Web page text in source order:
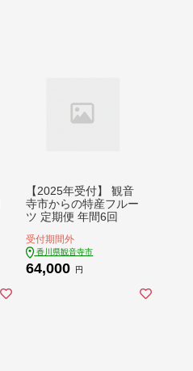
【2025年受付】 観音
寺市からの特産フルー
ツ 定期便 年間6回
受付期間外
香川県観音寺市
64,000 円